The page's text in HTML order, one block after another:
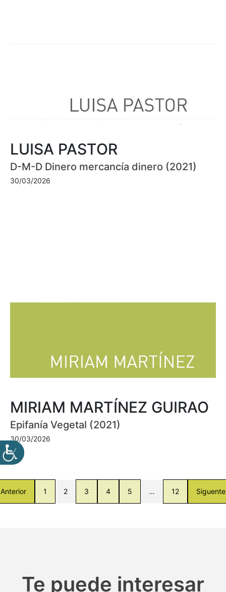
LUISA PASTOR
D-M-D Dinero mercancía dinero (2021)
30/03/2026
MIRIAM MARTÍNEZ GUIRAO
Epifanía Vegetal (2021)
30/03/2026
Anterior 1 2 3 4 5 … 12 Siguente
Te puede interesar